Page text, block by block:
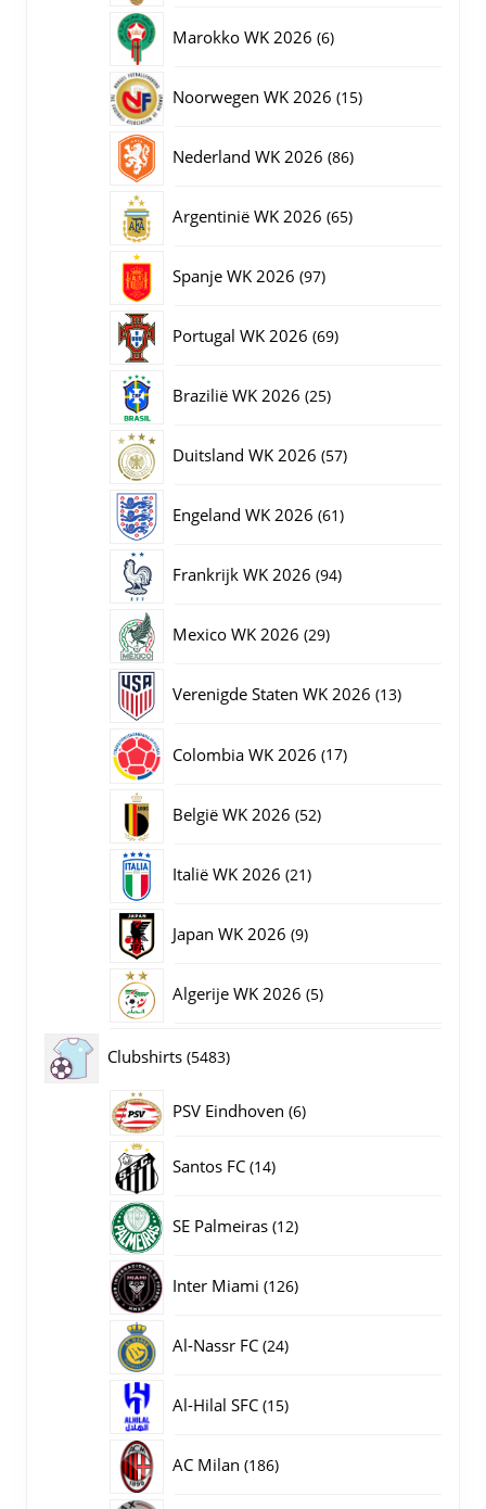
Marokko WK 2026 66
Noorwegen WK 2026 1515
Nederland WK 2026 8686
Argentinië WK 2026 6565
Spanje WK 2026 9797
Portugal WK 2026 6969
Brazilië WK 2026 2525
Duitsland WK 2026 5757
Engeland WK 2026 6161
Frankrijk WK 2026 9494
Mexico WK 2026 2929
Verenigde Staten WK 2026 1313
Colombia WK 2026 1717
België WK 2026 5252
Italië WK 2026 2121
Japan WK 2026 99
Algerije WK 2026 55
Clubshirts 54835483
producten
PSV Eindhoven 66
Santos FC 1414
SE Palmeiras 1212
Inter Miami 126126
Al-Nassr FC 2424
Al-Hilal SFC 1515
AC Milan 186186